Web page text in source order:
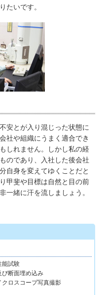
たいです。
安とが入り混じった状態に
社や組織にうまく適合でき
しれません。しかし私の経
のであり、入社した後会社
自身を変えてゆくことだと
甲斐や目標は自然と目の前
一緒に汗を流しましょう。
能試験
び断面埋め込み
ロスコープ写真撮影